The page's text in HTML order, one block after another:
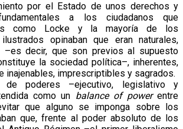
por el Estado de unos derechos y
a los ciudadanos que
como Locke y la mayoría de los
opinaban que eran naturales,
–es decir, que son previos al supuesto
la sociedad política–, inherentes,
inajenables, imprescriptibles y sagrados.
de poderes –ejecutivo, legislativo y
como un balance of powerentre
que alguno se imponga sobre los
que, frente al poder absoluto de los